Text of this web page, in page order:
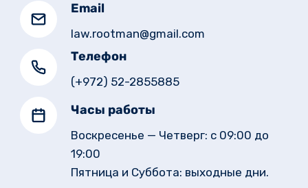
Email
law.rootman@gmail.com
Телефон
(+972) 52-2855885
Часы работы
Воскресенье — Четверг: с 09:00 до
19:00
Пятница и Суббота: выходные дни.